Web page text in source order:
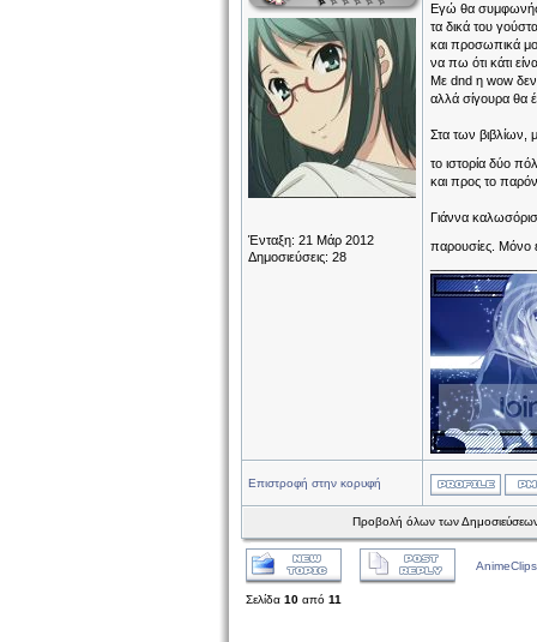
Ένταξη: 21 Μάρ 2012
Δημοσιεύσεις: 28
Εγώ θα
τα δικά του
και προσωπικά
να πω ότι κάτι
Με dnd η wow
αλλά σίγουρα θα
Στα των βιβλίων,
το ιστορία δύο
και προς το
Γιάννα
παρουσίες. Μόνο
Επιστροφή στην κορυφή
Προβολή όλων των
Σελίδα 10 από 11